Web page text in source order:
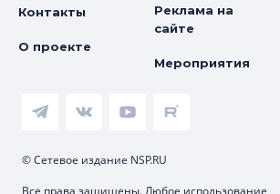
Контакты
О проекте
Реклама на
сайте
Мероприятия
© Сетевое издание NSP.RU
Все права защищены. Любое использование